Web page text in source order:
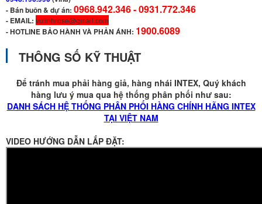
- Bán buôn & dự án: 0968.942.346 -0931.772.346
- EMAIL: vulinhrose@gmail.com
-HOTLINE BẢO HÀNH VÀ PHẢN ÁNH: 1900.6089
THÔNG SỐ KỸ THUẬT
Để tránh mua phải hàng giả, hàng nhái INTEX, Quý khách
hàng lưu ý mua qua hệ thống phân phối như sau:
DANH SÁCH HỆ THỐNG PHÂN PHỐI HÀNG CHÍNH HÃNG INTEX
TẠI VIỆT NAM
VIDEO HƯỚNG DẪN LẮP ĐẶT: